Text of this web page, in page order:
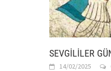
SEVGİLİLER
14/02/2025